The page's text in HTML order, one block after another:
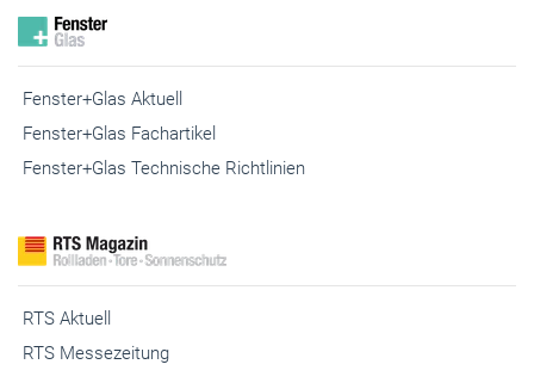
Fenster+Glas Aktuell
Fenster+Glas Fachartikel
Fenster+Glas Technische Richtlinien
RTS Aktuell
RTS Messezeitung